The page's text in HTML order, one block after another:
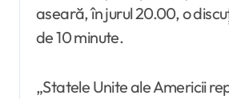
aseară, în jurul 20.00, o
de 10 minute.
„Statele Unite ale Americii